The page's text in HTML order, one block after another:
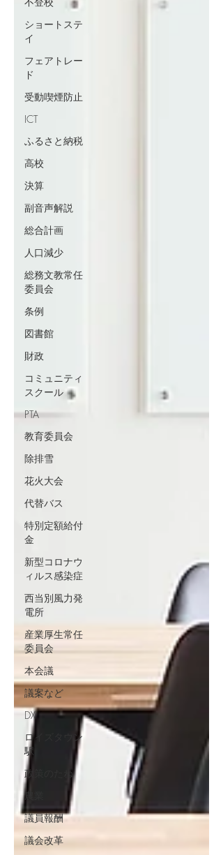
ショートステ
イ
フェアトレー
ド
受動喫煙防止
ICT
ふるさと納税
高校
決算
副音声解説
総合計画
人口減少
総務文教常任
委員会
条例
図書館
財政
コミュニティ
スクール
PTA
教育委員会
除排雪
花火大会
代替バス
特別定額給付
金
新型コロナウ
ィルス感染症
西当別風力発
電所
産業厚生常任
委員会
本会議
議案など
DX
ロイズタウン
駅
政策のたね
農業
議員報酬
議会改革